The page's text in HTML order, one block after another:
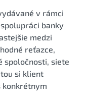
v rámci
banky
medzi
reťazce,
spoločnosti, siete
si klient
konkrétnym